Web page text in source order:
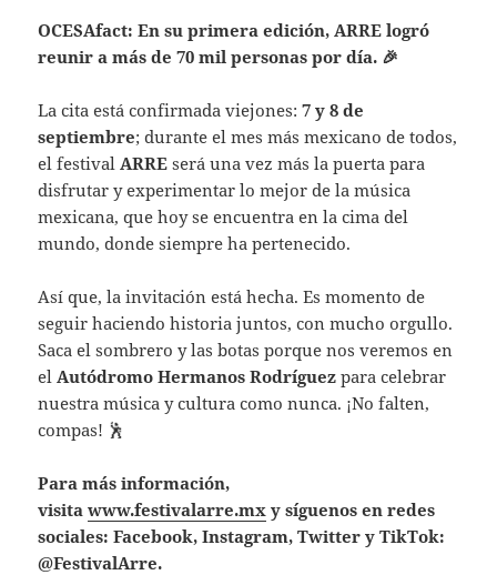
OCESAfact: En su primera edición, ARRE logró
reunir a más de 70 mil personas por día. 🎉
La cita está confirmada viejones:7 y 8 de
septiembre; durante el mes más mexicano de todos,
el festival ARREserá una vez más la puerta para
disfrutar y experimentar lo mejor de la música
mexicana, que hoy se encuentra en la cima del
mundo, donde siempre ha pertenecido.
Así que, la invitación está hecha. Es momento de
seguir haciendo historia juntos, con mucho orgullo.
Saca el sombrero y las botas porque nos veremos en
el Autódromo Hermanos Rodríguez para celebrar
nuestra música y cultura como nunca. ¡No falten,
compas! 🕺
Para más información,
visitawww.festivalarre.mx y síguenos en redes
sociales: Facebook, Instagram, Twitter y TikTok:
@FestivalArre.